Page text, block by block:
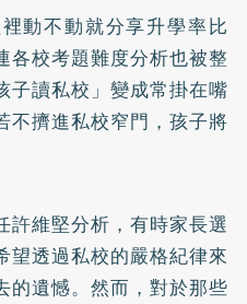
動不動就分享升學率比
各校考題難度分析也被整
子讀私校」變成常掛在嘴
不擠進私校窄門，孩子將
許維堅分析，有時家長選
望透過私校的嚴格紀律來
的遺憾。然而，對於那些